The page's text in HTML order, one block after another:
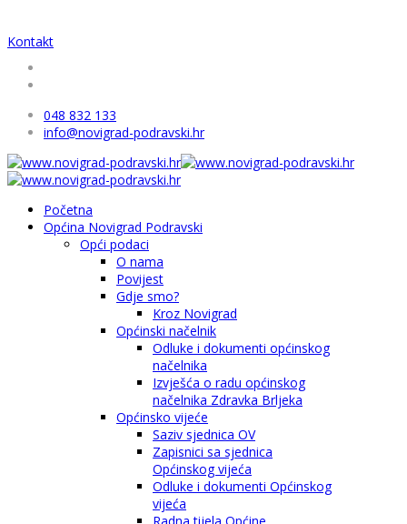
Kontakt
048 832 133
info@novigrad-podravski.hr
Početna
Općina Novigrad Podravski
Opći podaci
O nama
Povijest
Gdje smo?
Kroz Novigrad
Općinski načelnik
Odluke i dokumenti općinskog
načelnika
Izvješća o radu općinskog
načelnika Zdravka Brljeka
Općinsko vijeće
Saziv sjednica OV
Zapisnici sa sjednica
Općinskog vijeća
Odluke i dokumenti Općinskog
vijeća